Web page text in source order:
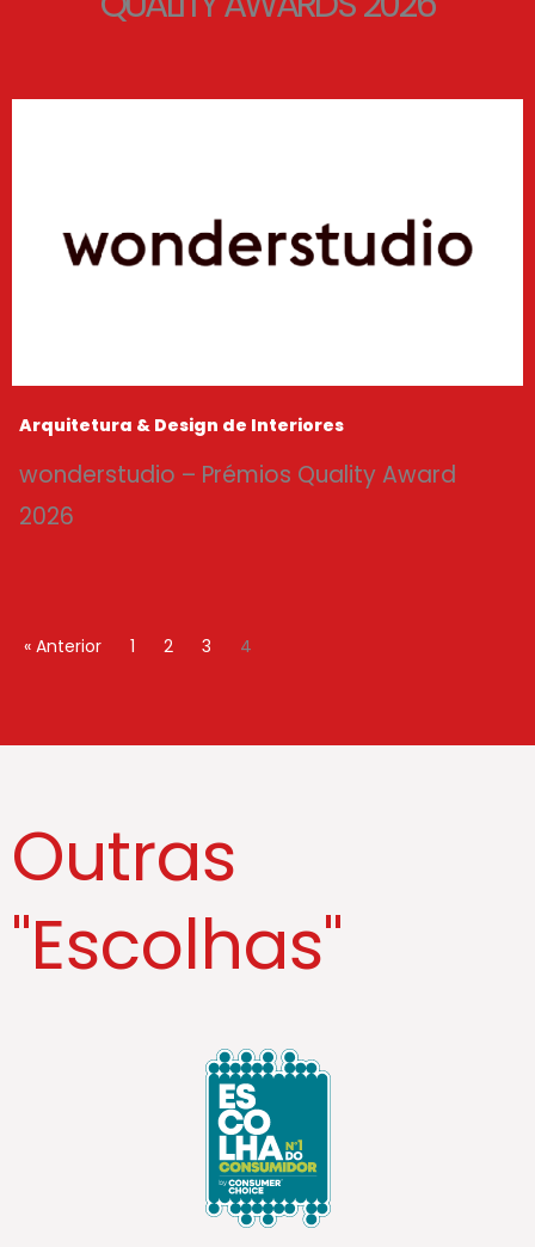
Arquitetura & Design de Interiores
wonderstudio – Prémios Quality Award
2026
« Anterior 1 2 3 4
Outras
"Escolhas"